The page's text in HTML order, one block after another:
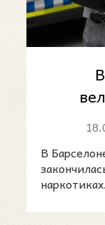
В
наркотиках.